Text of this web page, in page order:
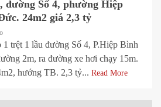
đường Số 4, phường Hiệp
24m2 giá 2,3 tỷ
1 trệt 1 lầu đường Số 4, P.Hiệp Bình
2m, ra đường xe hơi chạy 15m.
hướng TB. 2,3 tỷ... Read More